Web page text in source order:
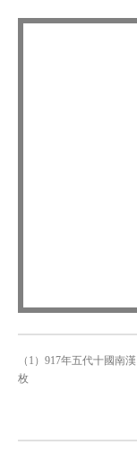
（1）917年五代十國南
枚